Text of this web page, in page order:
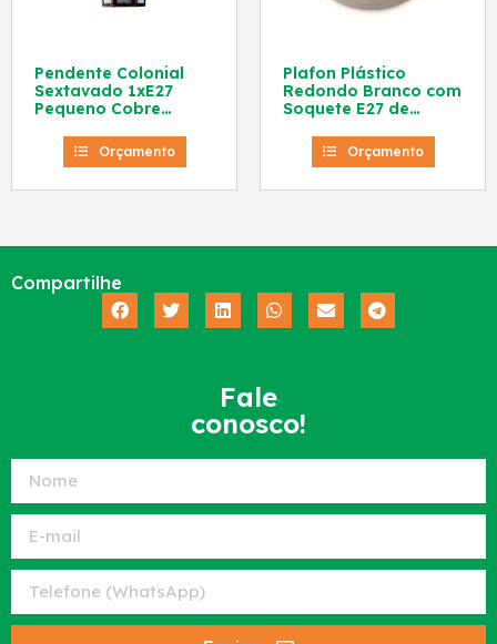
Pendente Colonial
Sextavado 1xE27
Pequeno Cobre
Orçamento
Plafon Plástico
Redondo Branco com
Soquete E27 de
BlumenauOrçamento
Compartilhe
Fale
conosco!